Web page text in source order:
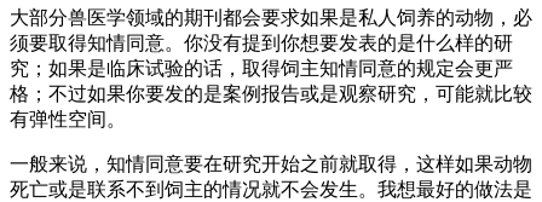
大部分兽医学领域的期刊都会要求如果是私人饲养的动物，必
须要取得知情同意。你没有提到你想要发表的是什么样的研
究；如果是临床试验的话，取得饲主知情同意的规定会更严
格；不过如果你要发的是案例报告或是观察研究，可能就比较
有弹性空间。
一般来说，知情同意要在研究开始之前就取得，这样如果动物
死亡或是联系不到饲主的情况就不会发生。我想最好的做法是